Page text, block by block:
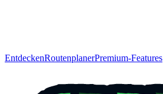
EntdeckenRoutenplanerPremium-Features